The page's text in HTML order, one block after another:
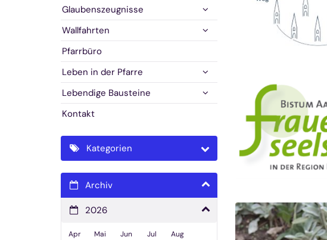
Glaubenszeugnisse
Wallfahrten
Pfarrbüro
Leben in der Pfarre
Lebendige Bausteine
Kontakt
Kategorien
Archiv
2026
Apr Mai Jun Jul Aug